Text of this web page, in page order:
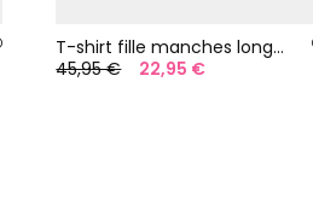
T-shirt fille manches longues en coton blanc
45,95 €
22,95 €